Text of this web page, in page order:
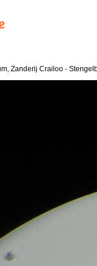
Zanderij Crailoo -